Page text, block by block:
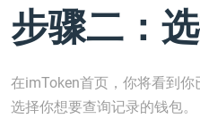
步骤二：
在imToken首页，你将看到
选择你想要查询记录的钱包。